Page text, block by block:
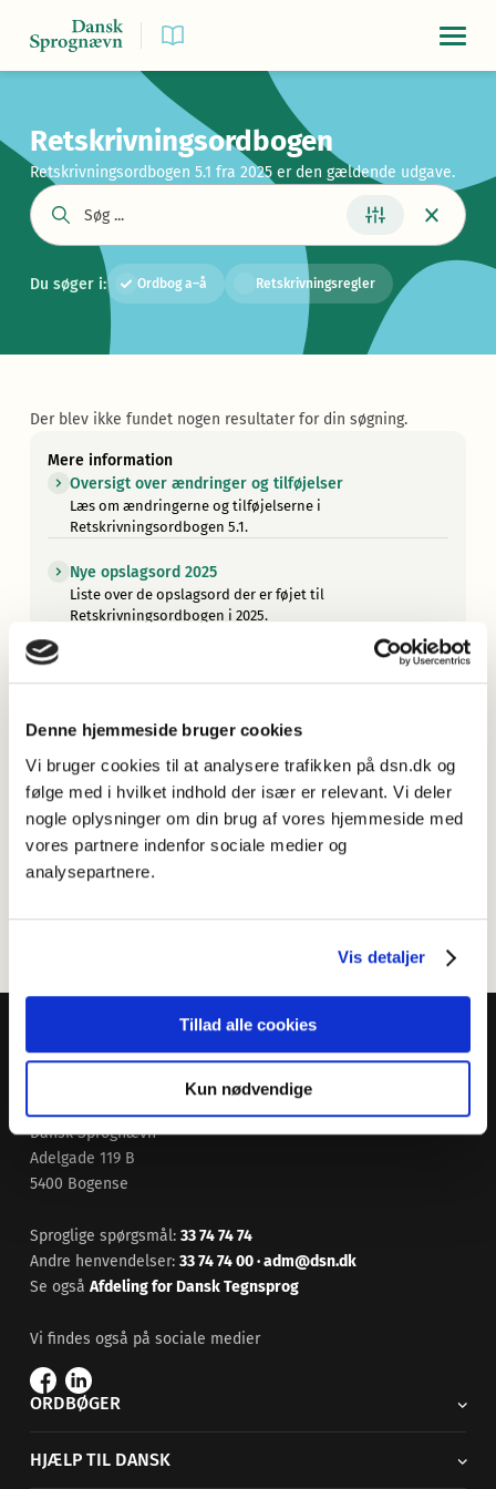
Denne hjemmeside bruger cookies
Vi bruger cookies til at analysere trafikken på dsn.dk og
følge med i hvilket indhold der især er relevant. Vi deler
nogle oplysninger om din brug af vores hjemmeside med
vores partnere indenfor sociale medier og
analysepartnere.
Vis detaljer
Tillad alle cookies
Kun nødvendige
Retskrivningsordbogen
Retskrivningsordbogen 5.1 fra 2025 er den gældende udgave.
Du søger i: Ordbog a–å Retskrivningsregler
Der blev ikke fundet nogen resultater for din søgning.
Mere information
Oversigt over ændringer og tilføjelser
Læs om ændringerne og tilføjelserne i
Retskrivningsordbogen 5.1.
Nye opslagsord 2025
Liste over de opslagsord der er føjet til
Retskrivningsordbogen i 2025.
Hvilke ord er med i Retskrivningsordbogen?
Læs om de vigtigste principper for valget af ordstof til
Læs om de forskellige formater af
Retskrivningsordbogen.
Mere om Retskrivningsordbogen
Læs om arbejdet med den seneste udgave af
Retskrivningsordbogen, og find informationer om
Dansk Sprognævn
Adelgade 119 B
5400 Bogense
Sproglige spørgsmål: 33 74 74 74
Andre henvendelser: 33 74 74 00·adm@dsn.dk
Se også Afdeling for Dansk Tegnsprog
Vi findes også på sociale medier
ORDBØGER
HJÆLP TIL DANSK